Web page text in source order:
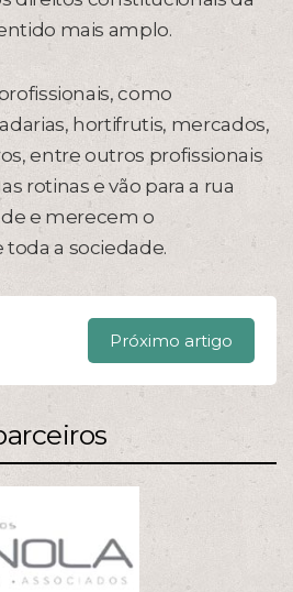
mais amplo.
como
hortifrutis, mercados,
entre outros profissionais
rotinas e vão para a rua
e merecem o
a sociedade.
Próximo artigo